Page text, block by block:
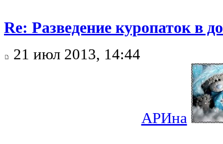
Re: Разведение куропаток в
21 июл 2013, 14:44
АРИна